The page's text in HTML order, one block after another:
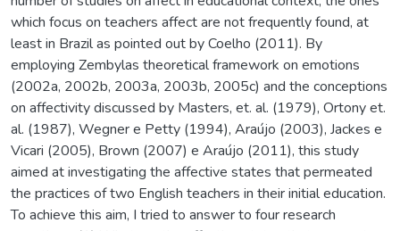
which focus on teachers affect are not frequently found, at
least in Brazil as pointed out by Coelho (2011). By
employing Zembylas theoretical framework on emotions
(2002a, 2002b, 2003a, 2003b, 2005c) and the conceptions
on affectivity discussed by Masters, et. al. (1979), Ortony et.
al. (1987), Wegner e Petty (1994), Araújo (2003), Jackes e
Vicari (2005), Brown (2007) e Araújo (2011), this study
aimed at investigating the affective states that permeated
the practices of two English teachers in their initial education.
To achieve this aim, I tried to answer to four research